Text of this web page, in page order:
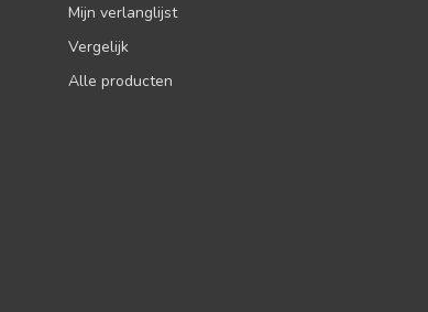
Mijn verlanglijst
Vergelijk
Alle producten